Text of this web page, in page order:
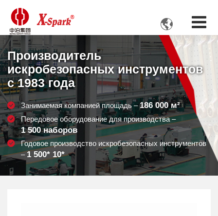

Производитель
искробезопасных инструментов
с 1983 года
Занимаемая компанией площадь –186 000м²
Передовое оборудование для производства –
1 500наборов
Годовое производство искробезопасных инструментов
– 1 500* 10*